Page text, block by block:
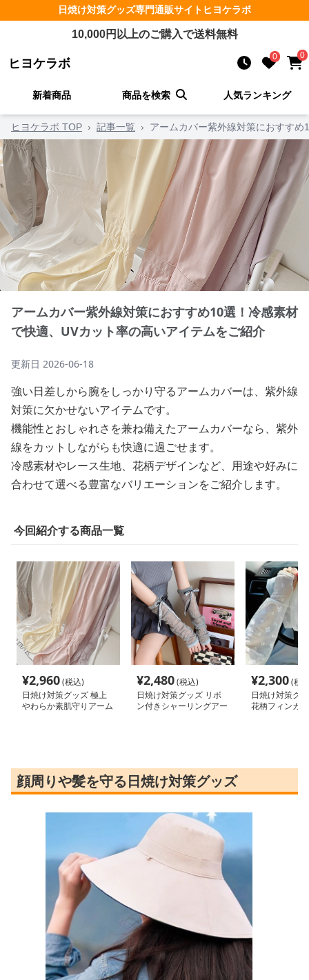
日焼け対策グッズ専門通販サイト ヒヨケラボ
10,000円以上のご購入で送料無料
ヒヨケラボ 0 0
新着商品 商品を検索 人気ランキング
ヒヨケラボ TOP › 記事一覧 › アームカバー紫外線対策におすす
アームカバー紫外線対策におすすめ10選！冷感素材
で快適、UVカット率の高いアイテムをご紹介
更新日 2026-06-18
強い日差しから腕をしっかり守るアームカバーは、紫外線
対策に欠かせないアイテムです。
機能性とおしゃれさを兼ね備えたアームカバーなら、紫外
線をカットしながらも快適に過ごせます。
冷感素材やレース生地、花柄デザインなど、用途や好みに
合わせて選べる豊富なバリエーションをご紹介します。
今回紹介する商品一覧
¥2,960(税込)
日焼け対策グッズ 極上
やわらか素肌守りアーム
¥2,480(税込)
日焼け対策グッズ リボ
ン付きシャーリングアー
¥2,300(税
日焼け対策グ
花柄フィンガ
顔周りや髪を守る日焼け対策グッズ